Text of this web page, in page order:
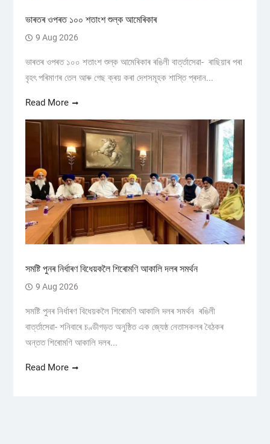
ভাৰতৰ ওপৰত ১০০ শতাংশ শুল্ক আমেৰিকাৰ
9 Aug 2026
ভাৰতৰ ওপৰত ১০০ শতাংশ শুল্ক আমেৰিকাৰ ৰঙিলী বাৰ্ত্তাসেৱা- ৰাছিয়াৰ পৰা
বৃহৎ পৰিমাণৰ তেল আৰু গেছ ক্ৰয় কৰা দেশসমূহক শাস্তি প্ৰদান...
Read More
সমষ্টি পুনৰ নিৰ্ধাৰণ বিধেয়কলৈ শিৰোমণি আকালি দলৰ সমর্থন
9 Aug 2026
সমষ্টি পুনৰ নিৰ্ধাৰণ বিধেয়কলৈ শিৰোমণি আকালি দলৰ সমর্থন ৰঙিলী
বাৰ্ত্তাসেৱা- শনিবাৰে চণ্ডীগড়ত অনুষ্ঠিত এক জ্যেষ্ঠ নেতাসকলৰ বৈঠকৰ
অন্তত শিৰোমণি আকালি দলৰ...
Read More